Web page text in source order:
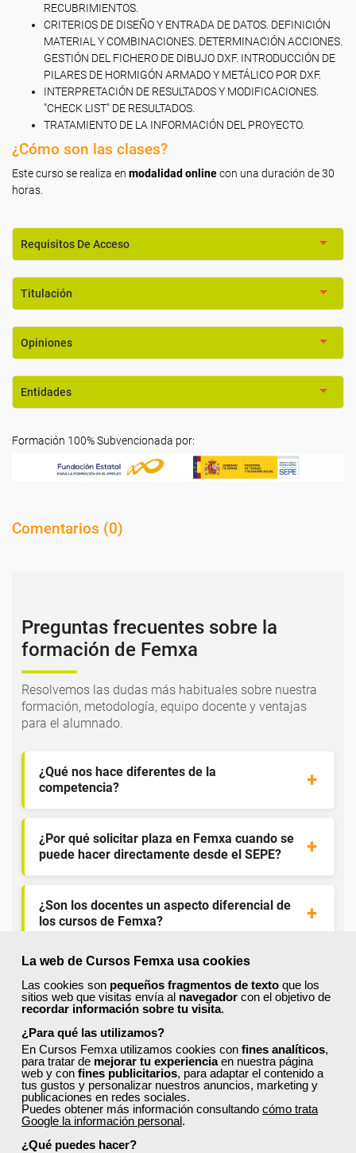
La web de Cursos Femxa usa cookies
Las cookies son pequeños fragmentos de texto que los
sitios web que visitas envía al navegador con el objetivo de
recordar información sobre tu visita.
¿Para qué las utilizamos?
En Cursos Femxa utilizamos cookies con fines analíticos,
para tratar de mejorar tu experienciaen nuestra página
web y con fines publicitarios, para adaptar el contenido a
tus gustos y personalizar nuestros anuncios, marketing y
publicaciones en redes sociales.
Puedes obtener más información consultando cómo trata
Google la información personal.
¿Qué puedes hacer?
RECUBRIMIENTOS.
CRITERIOS DE DISEÑO Y ENTRADA DE DATOS. DEFINICIÓN
MATERIAL Y COMBINACIONES. DETERMINACIÓN ACCIONES.
GESTIÓN DEL FICHERO DE DIBUJO DXF. INTRODUCCIÓN DE
PILARES DE HORMIGÓN ARMADO Y METÁLICO POR DXF.
INTERPRETACIÓN DE RESULTADOS Y MODIFICACIONES.
"CHECK LIST" DE RESULTADOS.
TRATAMIENTO DE LA INFORMACIÓN DEL PROYECTO.
¿Cómo son las clases?
Este curso se realiza en modalidad onlinecon una duración de 30
horas.
Requisitos De Acceso
Titulación
Opiniones
Entidades
Formación 100% Subvencionada por:
Comentarios (0)
Preguntas frecuentes sobre la
formación de Femxa
Resolvemos las dudas más habituales sobre nuestra
formación, metodología, equipo docente y ventajas
para el alumnado.
¿Qué nos hace diferentes de la
competencia?
¿Por qué solicitar plaza en Femxa cuando se
puede hacer directamente desde el SEPE?
¿Son los docentes un aspecto diferencial de
los cursos de Femxa?
temario actualizado?
¿Qué ofrece Femxa al alumno una vez
finaliza su formación?
¿Recibiré un certificado al finalizar un curso
gratuito?